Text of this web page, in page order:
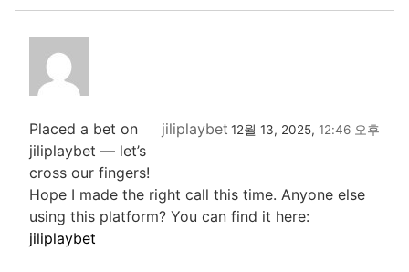
jiliplaybet 12월 13, 2025, 12:46 오후
Placed a bet on
jiliplaybet — let’s
cross our fingers!
Hope I made the right call this time. Anyone else
using this platform? You can find it here:
jiliplaybet